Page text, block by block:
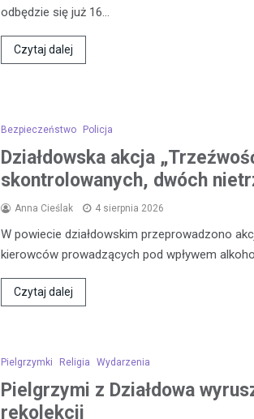
odbędzie się już 16…
Czytaj dalej
Bezpieczeństwo Policja
Działdowska akcja
skontrolowanych, dwóch
Anna Cieślak 4 sierpnia 2026
W powiecie działdowskim przeprowadzono
kierowców prowadzących pod wpływem
Czytaj dalej
Pielgrzymki Religia Wydarzenia
Pielgrzymi z Działdowa
rekolekcji